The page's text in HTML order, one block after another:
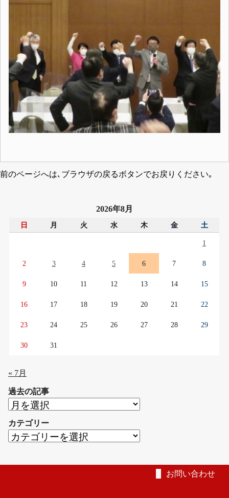
前のページへは､ブラウザの戻るボタンでお戻りください｡
2026年8月
日 月 火 水 木 金 土
1
2 3 4 5 6 7 8
9 10 11 12 13 14 15
16 17 18 19 20 21 22
23 24 25 26 27 28 29
30 31
« 7月
過去の記事
過
の
記
カテゴリー
カ
お問い合わせ